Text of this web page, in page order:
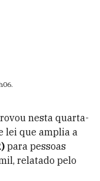
.
nesta quarta-
lei que amplia a
para pessoas
relatado pelo